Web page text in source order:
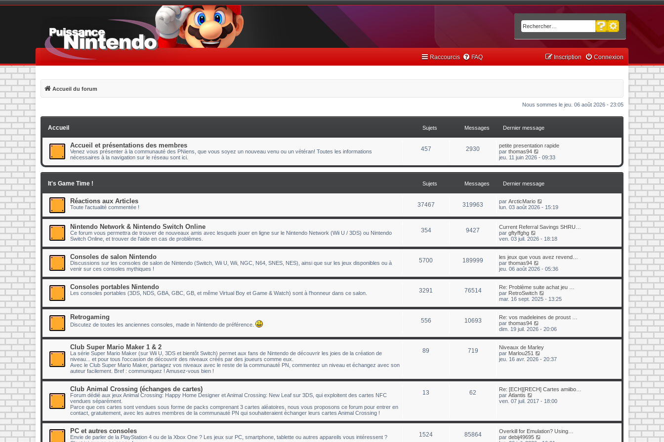
Rechercher
Recherche avancée
Raccourcis FAQ Connexion
Inscription
Accueil du forum
Nous sommes le jeu. 06 août 2026 - 23:05
Accueil Sujets Messages Dernier message
Accueil et présentations des membres
Venez vous présenter à la communauté des PNiens, que vous soyez un nouveau venu ou un vétéran! Toutes les informations
nécessaires à la navigation sur le réseau sont ici.
457 2930
petite presentation rapide
par thomas94
o
s
u
t
e
r
l
e
d
r
e
m
s
a
g
e
jeu. 11 juin 2026 - 09:33
It's Game Time ! Sujets Messages Dernier message
Réactions aux Articles
Toute l'actualité commentée ! 37467 319963 par ArcticMario
o
s
u
l
e
r
e
d
e
r
i
e
r
m
s
a
g
lun. 03 août 2026 - 15:19
Nintendo Network & Nintendo Switch Online
Ce forum vous permettra de trouver de nouveaux amis avec lesquels jouer en ligne sur le Nintendo Network (Wii U / 3DS) ou Nintendo
Switch Online, et trouver de l'aide en cas de problèmes.
354 9427
Current Referral Savings SHRU…
par gftyffghg
o
s
u
l
t
r
l
e
d
r
n
i
e
r
m
e
s
s
a
ven. 03 juil. 2026 - 18:18
Consoles de salon Nintendo
Discussions sur les consoles de salon de Nintendo (Switch, Wii U, Wii, NGC, N64, SNES, NES), ainsi que sur les jeux disponibles ou à
venir sur ces consoles mythiques !
5700 189999
les jeux que vous avez revend…
par thomas94
o
s
u
l
t
r
l
r
n
i
e
s
s
a
jeu. 06 août 2026 - 05:36
Consoles portables Nintendo
Les consoles portables (3DS, NDS, GBA, GBC, GB, et même Virtual Boy et Game & Watch) sont à l'honneur dans ce salon. 3291 76514
Re: Problème suite achat jeu …
par RetroSwitch
o
s
u
t
r
d
i
e
r
m
e
a
e
mar. 16 sept. 2025 - 13:25
Retrogaming
Discutez de toutes les anciennes consoles, made in Nintendo de préférence.
556 10693
Re: vos madeleines de proust …
par thomas94
o
s
u
l
t
e
d
e
r
m
e
s
dim. 19 juil. 2026 - 20:06
Club Super Mario Maker 1 & 2
La série Super Mario Maker (sur Wii U, 3DS et bientôt Switch) permet aux fans de Nintendo de découvrir les joies de la création de
niveau... et pour tous l'occasion de découvrir des niveaux créés par des joueurs comme eux.
Avec le Club Super Mario Maker, partagez vos niveaux avec le reste de la communauté PN, commentez un niveau et échangez avec son
auteur facilement. Bref : communiquez ! Amusez-vous bien !
89 719
Niveaux de Marley
par Marlou251
o
l
t
e
r
e
r
jeu. 16 avr. 2026 - 20:37
Club Animal Crossing (échanges de cartes)
Forum dédié aux jeux Animal Crossing: Happy Home Designer et Animal Crossing: New Leaf sur 3DS, qui exploitent des cartes NFC
vendues séparément.
Parce que ces cartes sont vendues sous forme de packs comprenant 3 cartes aléatoires, nous vous proposons ce forum pour entrer en
contact, gratuitement, avec les autres membres de la communauté PN qui souhaiteraient échanger leurs cartes Animal Crossing !
13 62
Re: [ECH][RECH] Cartes amiibo…
par Atlantis
o
l
t
e
ven. 07 juil. 2017 - 18:00
PC et autres consoles
Envie de parler de la PlayStation 4 ou de la Xbox One ? Les jeux sur PC, smartphone, tablette ou autres appareils vous intéressent ?
1524 85864
Overkill for Emulation? Using…
par debij49695